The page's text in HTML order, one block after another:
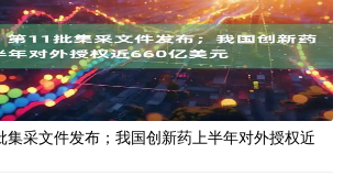
集采文件发布；我国创新药上半年对外授权近